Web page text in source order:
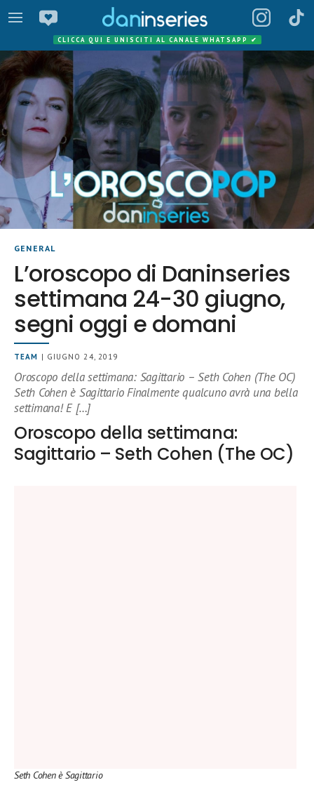
CLICCA QUI E UNISCITI AL CANALE WHATSAPP ✔
GENERAL
L’oroscopo di Daninseries
settimana 24-30 giugno,
segni oggi e domani
TEAM | GIUGNO 24, 2019
Oroscopo della settimana: Sagittario – Seth Cohen (The OC)
Seth Cohen è Sagittario Finalmente qualcuno avrà una bella
settimana! E […]
Oroscopo della settimana:
Sagittario – Seth Cohen (The OC)
Seth Cohen è Sagittario